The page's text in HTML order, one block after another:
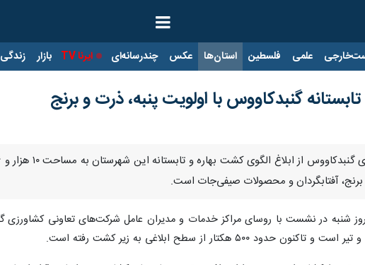
علمی فلسطین استان‌ها عکس چندرسانه‌ای ایرنا TV بازار زندگی
گنبدکاووس با اولویت پنبه، ذرت و برنج